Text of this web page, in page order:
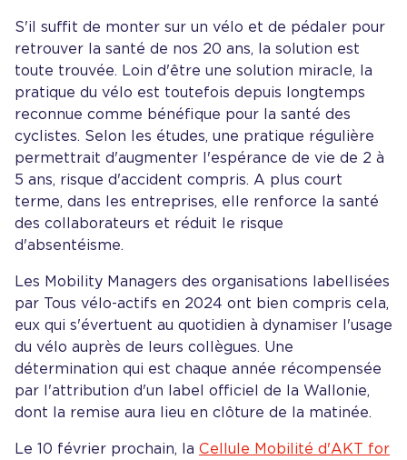
S'il suffit de monter sur un vélo et de pédaler pour
retrouver la santé de nos 20 ans, la solution est
toute trouvée. Loin d'être une solution miracle, la
pratique du vélo est toutefois depuis longtemps
reconnue comme bénéfique pour la santé des
cyclistes. Selon les études, une pratique régulière
permettrait d'augmenter l'espérance de vie de 2 à
5 ans, risque d'accident compris. A plus court
terme, dans les entreprises, elle renforce la santé
des collaborateurs et réduit le risque
d'absentéisme.
Les Mobility Managers des organisations labellisées
par Tous vélo-actifs en 2024 ont bien compris cela,
eux qui s'évertuent au quotidien à dynamiser l'usage
du vélo auprès de leurs collègues. Une
détermination qui est chaque année récompensée
par l'attribution d'un label officiel de la Wallonie,
dont la remise aura lieu en clôture de la matinée.
Le 10 février prochain, la Cellule Mobilité d'AKT for